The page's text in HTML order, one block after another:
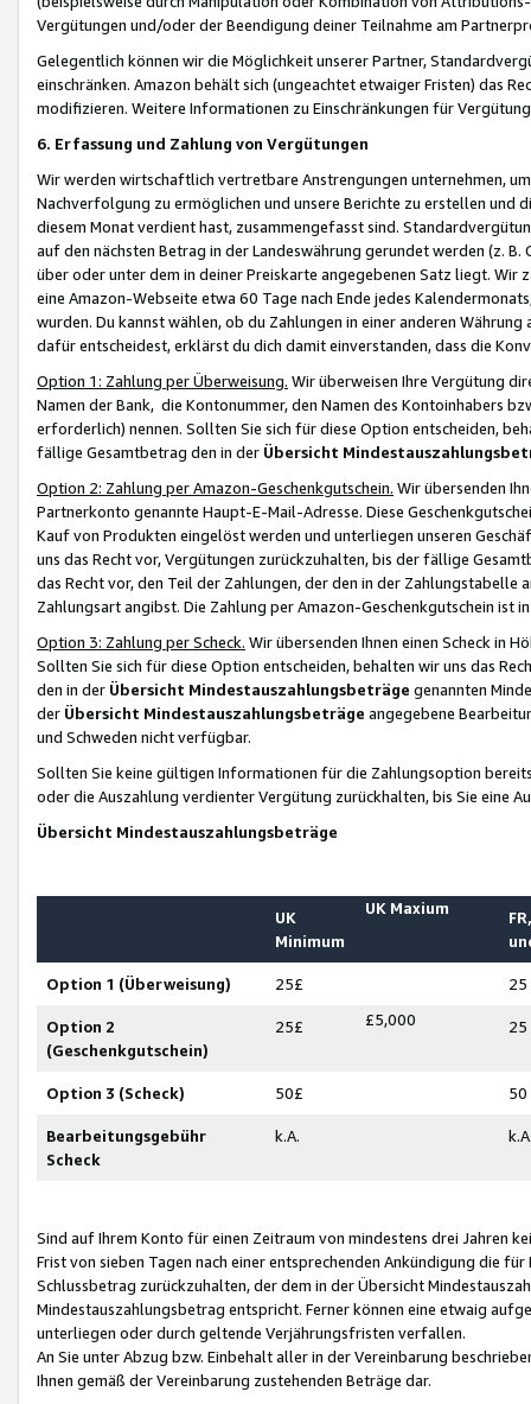
Vergütungen und/oder der Beendigung deiner Teilnahme am
Gelegentlich können wir die Möglichkeit unserer Partner,
einschränken. Amazon behält sich (ungeachtet etwaiger Fristen) das
modifizieren. Weitere Informationen zu Einschränkungen für
6. Erfassung und Zahlung von Vergütungen
Wir werden wirtschaftlich vertretbare Anstrengungen unternehmen,
Nachverfolgung zu ermöglichen und unsere Berichte zu erstellen und
diesem Monat verdient hast, zusammengefasst sind.
auf den nächsten Betrag in der Landeswährung gerundet werden (z.
über oder unter dem in deiner Preiskarte angegebenen Satz liegt.
eine Amazon-Webseite etwa 60 Tage nach Ende jedes
wurden. Du kannst wählen, ob du Zahlungen in einer anderen
dafür entscheidest, erklärst du dich damit einverstanden, dass die
Option 1: Zahlung per Überweisung. Wir überweisen Ihre Vergütung
Namen der Bank, die Kontonummer, den Namen des Kontoinhabers
erforderlich) nennen. Sollten Sie sich für diese Option entscheiden,
fällige Gesamtbetrag den in der Übersicht
Option 2: Zahlung per Amazon-Geschenkgutschein. Wir übersenden
Partnerkonto genannte Haupt-E-Mail-Adresse. Diese
Kauf von Produkten eingelöst werden und unterliegen unseren
uns das Recht vor, Vergütungen zurückzuhalten, bis der fällige
das Recht vor, den Teil der Zahlungen, der den in der
Zahlungsart angibst. Die Zahlung per Amazon-Geschenkgutschein ist
Option 3: Zahlung per Scheck. Wir übersenden Ihnen einen Scheck in
Sollten Sie sich für diese Option entscheiden, behalten wir uns das
den in der Übersicht Mindestauszahlungsbeträge genannten
der Übersicht Mindestauszahlungsbeträge angegebene
und Schweden nicht verfügbar.
Sollten Sie keine gültigen Informationen für die Zahlungsoption
oder die Auszahlung verdienter Vergütung zurückhalten, bis Sie
Übersicht Mindestauszahlungsbeträge
UK
Minimum
UK Maxium
Option 1 (Überweisung) 25£ 25
Option 2
(Geschenkgutschein)
25£ £5,000 25
Option 3 (Scheck) 50£ 50
Bearbeitungsgebühr
Scheck
k.A.
Sind auf Ihrem Konto für einen Zeitraum von mindestens drei Jahren
Frist von sieben Tagen nach einer entsprechenden Ankündigung die
Schlussbetrag zurückzuhalten, der dem in der Übersicht
Mindestauszahlungsbetrag entspricht. Ferner können eine etwaig
unterliegen oder durch geltende Verjährungsfristen verfallen.
An Sie unter Abzug bzw. Einbehalt aller in der Vereinbarung
Ihnen gemäß der Vereinbarung zustehenden Beträge dar.